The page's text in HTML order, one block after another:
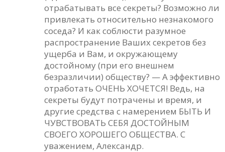
отрабатывать все секреты? Возможно ли
привлекать относительно незнакомого
соседа? И как соблюсти разумное
распространение Ваших секретов без
ущерба и Вам, и окружающему
достойному (при его внешнем
безразличии) обществу? — А эффективно
отработать ОЧЕНЬ ХОЧЕТСЯ! Ведь, на
секреты будут потрачены и время, и
другие средства с намерением БЫТЬ И
ЧУВСТВОВАТЬ СЕБЯ ДОСТОЙНЫМ
СВОЕГО ХОРОШЕГО ОБЩЕСТВА. С
уважением, Александр.